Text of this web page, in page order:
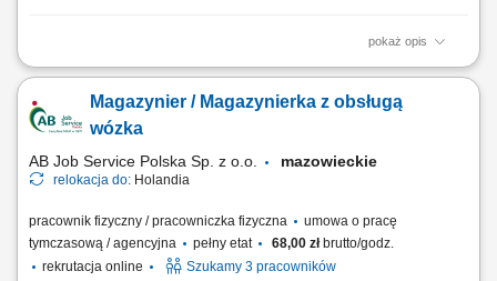
pokaż opis
Zadania: Obsługa wózka widłowego przy pracach załadunkowych i
hali produkcyjnej; Rejestracja stany magazynowych i lokalizacji
materiałów w systemie ERP; Przygotowanie towaru do wysyłki na
Magazynier / Magazynierka z obsługą
wózka
AB Job Service Polska Sp. z o.o. mazowieckie
relokacja do: Holandia
pracownik fizyczny / pracowniczka fizyczna
umowa o pracę
tymczasową / agencyjna
pełny etat 68,00 złbrutto/godz.
rekrutacja online
Szukamy 3 pracowników